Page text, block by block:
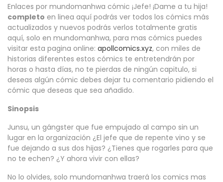
Enlaces por mundomanhwa cómic ¡Jefe! ¡Dame a tu hija!
completo en linea aquí podrás ver todos los cómics más
actualizados y nuevos podrás verlos totalmente gratis
aquí, solo en mundomanhwa, para mas cómics puedes
visitar esta pagina online: apollcomics.xyz, con miles de
historias diferentes estos cómics te entretendrán por
horas o hasta días, no te pierdas de ningún capitulo, si
deseas algún cómic debes dejar tu comentario pidiendo el
cómic que deseas que sea añadido.
Sinopsis
Junsu, un gángster que fue empujado al campo sin un
lugar en la organización ¿El jefe que de repente vino y se
fue dejando a sus dos hijas? ¿Tienes que rogarles para que
no te echen? ¿Y ahora vivir con ellas?
No lo olvides, solo mundomanhwa traerá los comics mas